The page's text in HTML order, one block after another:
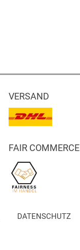
VERSAND
FAIR COMMERCE
DATENSCHUTZ